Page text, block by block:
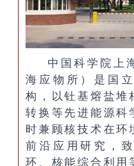
中国科学院上
海应物所）是国
构，以钍基熔盐堆
转换等先进能源科
时兼顾核技术在环
前沿应用研究，
环、核能综合利用